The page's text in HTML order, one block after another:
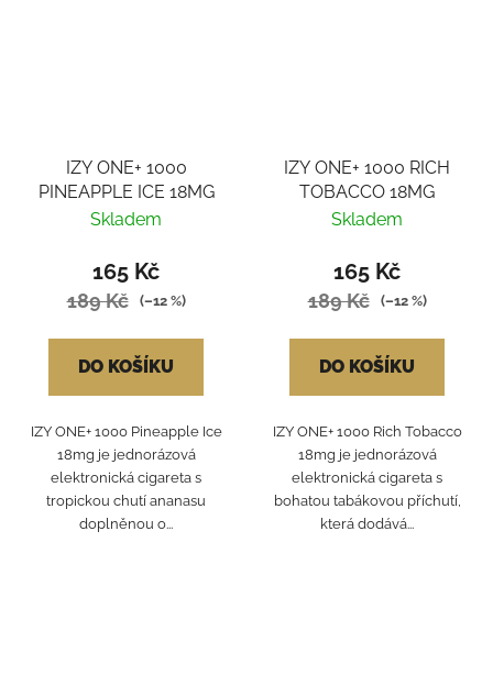
IZY ONE+ 1000
PINEAPPLE ICE 18MG
Skladem
165 Kč
189 Kč (–12 %)
DO KOŠÍKU
IZY ONE+ 1000 Pineapple Ice
18mg je jednorázová
elektronická cigareta s
tropickou chutí ananasu
doplněnou o...
IZY ONE+ 1000 RICH
TOBACCO 18MG
Skladem
165 Kč
189 Kč (–12 %)
DO KOŠÍKU
IZY ONE+ 1000 Rich Tobacco
18mg je jednorázová
elektronická cigareta s
bohatou tabákovou příchutí,
která dodává...